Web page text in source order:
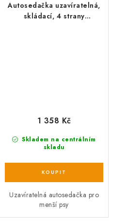
Autosedačka uzavíratelná,
skládací, 4 strany
Skladem na centrálním
skladu
1 358 Kč
Uzavíratelná autosedačka pro
menší psy